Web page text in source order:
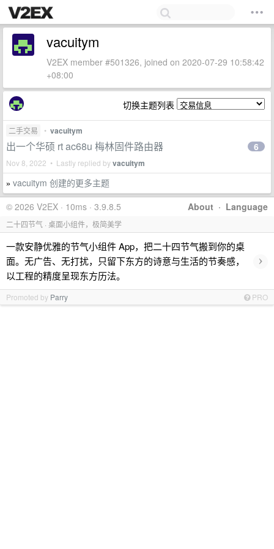
vacuitym
V2EX member #501326, joined on 2020-07-29 10:58:42
+08:00
切换主题列表
二手交易 • vacuitym
出一个华硕 rt ac68u 梅林固件路由器
Nov 8, 2022 • Lastly replied byvacuitym
6
» vacuitym 创建的更多主题
About · Language
© 2026 V2EX · 10ms · 3.9.8.5
二十四节气 · 桌面小组件，极简美学
一款安静优雅的节气小组件 App，把二十四节气搬到你的桌
面。无广告、无打扰，只留下东方的诗意与生活的节奏感，
以工程的精度呈现东方历法。
›
Promoted by Parry PRO